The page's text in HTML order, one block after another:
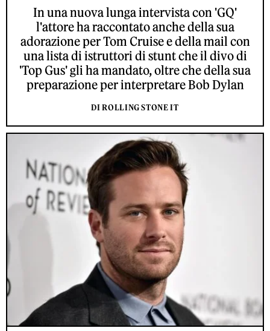
In una nuova lunga intervista con 'GQ'
l'attore ha raccontato anche della sua
adorazione per Tom Cruise e della mail con
una lista di istruttori di stunt che il divo di
'Top Gus' gli ha mandato, oltre che della sua
preparazione per interpretare Bob Dylan
DI ROLLING STONE IT